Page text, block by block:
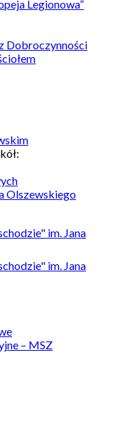
Legionowa”
Dobroczynności
Olszewskiego
– MSZ